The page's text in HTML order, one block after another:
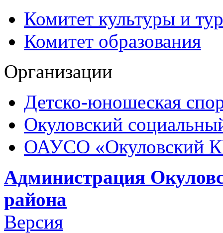
Комитет культуры и
Комитет образования
Организации
Детско-юношеская
Окуловский
ОАУСО «Окуловский
Администрация
района
Версия